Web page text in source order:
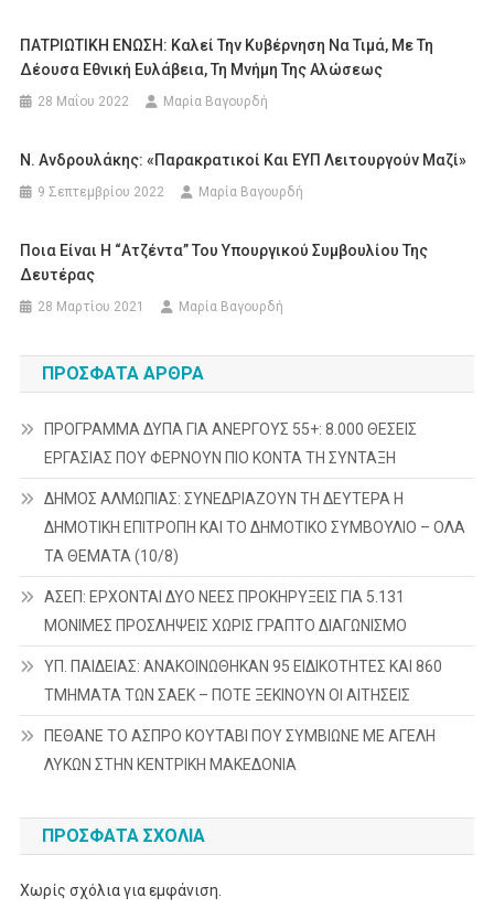
ΠΑΤΡΙΩΤΙΚΗ ΕΝΩΣΗ: Καλεί Την Κυβέρνηση Να Τιμά, Με Τη
Δέουσα Εθνική Ευλάβεια, Τη Μνήμη Της Αλώσεως
28 Μαΐου 2022 Μαρία Βαγουρδή
N. Ανδρουλάκης: «Παρακρατικοί Και ΕΥΠ Λειτουργούν Μαζί»
9 Σεπτεμβρίου 2022 Μαρία Βαγουρδή
Ποια Είναι Η “ατζέντα” Του Υπουργικού Συμβουλίου Της
Δευτέρας
28 Μαρτίου 2021 Μαρία Βαγουρδή
ΠΡΌΣΦΑΤΑ ΆΡΘΡΑ
ΠΡΟΓΡΑΜΜΑ ΔΥΠΑ ΓΙΑ ΑΝΕΡΓΟΥΣ 55+: 8.000 ΘΕΣΕΙΣ
ΕΡΓΑΣΙΑΣ ΠΟΥ ΦΕΡΝΟΥΝ ΠΙΟ ΚΟΝΤΑ ΤΗ ΣΥΝΤΑΞΗ
ΔΗΜΟΣ ΑΛΜΩΠΙΑΣ: ΣΥΝΕΔΡΙΑΖΟΥΝ ΤΗ ΔΕΥΤΕΡΑ H
ΔΗΜΟΤΙΚΗ ΕΠΙΤΡΟΠΗ ΚΑΙ ΤΟ ΔΗΜΟΤΙΚΟ ΣΥΜΒΟΥΛΙΟ – ΟΛΑ
ΤΑ ΘΕΜΑΤΑ (10/8)
ΑΣΕΠ: ΕΡΧΟΝΤΑΙ ΔΥΟ ΝΕΕΣ ΠΡΟΚΗΡΥΞΕΙΣ ΓΙΑ 5.131
ΜΟΝΙΜΕΣ ΠΡΟΣΛΗΨΕΙΣ ΧΩΡΙΣ ΓΡΑΠΤΟ ΔΙΑΓΩΝΙΣΜΟ
ΥΠ. ΠΑΙΔΕΙΑΣ: ΑΝΑΚΟΙΝΩΘΗΚΑΝ 95 ΕΙΔΙΚΟΤΗΤΕΣ ΚΑΙ 860
ΤΜΗΜΑΤΑ ΤΩΝ ΣΑΕΚ – ΠΟΤΕ ΞΕΚΙΝΟΥΝ ΟΙ ΑΙΤΗΣΕΙΣ
ΠΕΘΑΝΕ ΤΟ ΑΣΠΡΟ ΚΟΥΤΑΒΙ ΠΟΥ ΣΥΜΒΙΩΝΕ ΜΕ ΑΓΕΛΗ
ΛΥΚΩΝ ΣΤΗΝ ΚΕΝΤΡΙΚΗ ΜΑΚΕΔΟΝΙΑ
ΠΡΌΣΦΑΤΑ ΣΧΌΛΙΑ
Χωρίς σχόλια για εμφάνιση.